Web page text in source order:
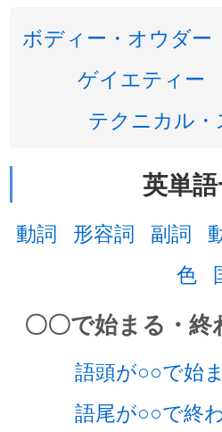
ボディー・オウダー
ゲイエティー
テクニカル
英単
動詞 形容詞 副詞
色
〇〇で始まる・
語頭が○○で始
語尾が○○で終